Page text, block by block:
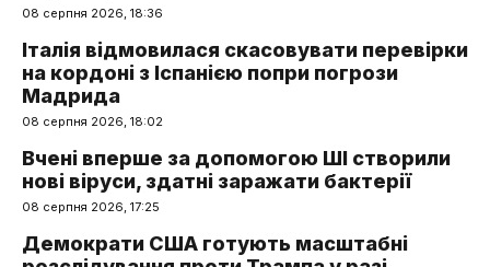
08 серпня 2026, 18:36
Італія відмовилася скасовувати перевірки
на кордоні з Іспанією попри погрози
Мадрида
08 серпня 2026, 18:02
Вчені вперше за допомогою ШІ створили
нові віруси, здатні заражати бактерії
08 серпня 2026, 17:25
Демократи США готують масштабні